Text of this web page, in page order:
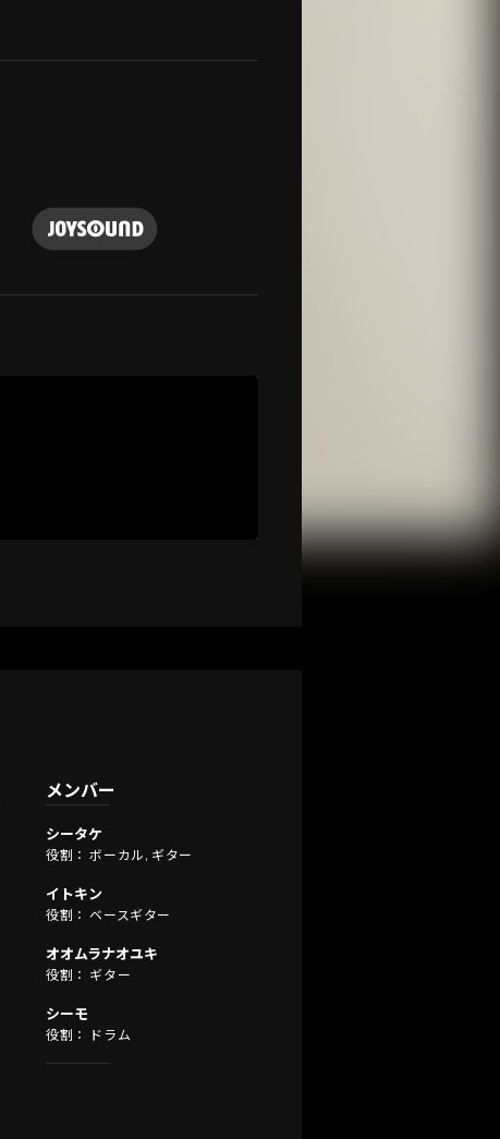
メンバー
シータケ
役割： ボーカル, ギター
イトキン
役割： ベースギター
オオムラナオユキ
役割： ギター
シーモ
役割： ドラム